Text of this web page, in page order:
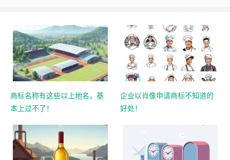
商标名称有这些以上地名，基
本上过不了！
企业以肖像申请商标不知道的
好处！